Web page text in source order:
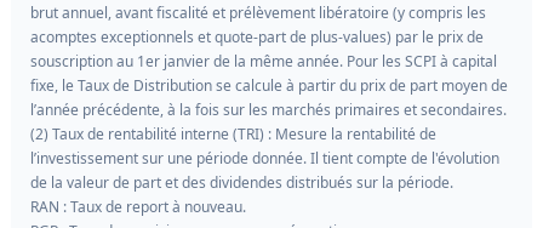
brut annuel, avant fiscalité et prélèvement libératoire (y compris les
acomptes exceptionnels et quote-part de plus-values) par le prix de
souscription au 1er janvier de la même année. Pour les SCPI à capital
fixe, le Taux de Distribution se calcule à partir du prix de part moyen de
l’année précédente, à la fois sur les marchés primaires et secondaires.
(2) Taux de rentabilité interne (TRI) : Mesure la rentabilité de
l’investissement sur une période donnée. Il tient compte de l'évolution
de la valeur de part et des dividendes distribués sur la période.
RAN : Taux de report à nouveau.